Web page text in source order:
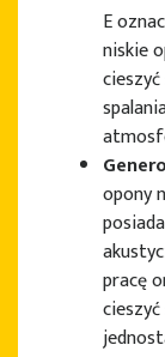
E
niskie
opony
pracę